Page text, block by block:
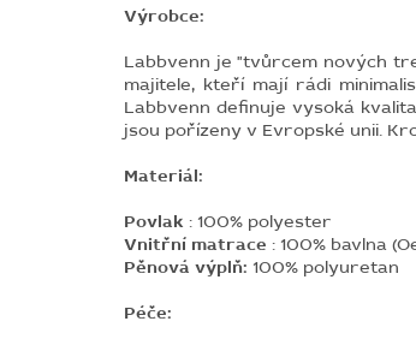
Výrobce:
Labbvenn je "tvůrcem nových
majitele, kteří mají rádi
Labbvenn definuje vysoká
jsou pořízeny v Evropské unii.
Materiál:
Povlak : 100% polyester
Vnitřní matrace : 100% bavlna
Pěnová výplň: 100% polyuretan
Péče: